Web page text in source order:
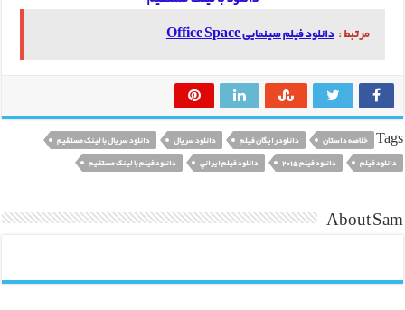
مرتبط : دانلود فیلم سینمایی Office Space
Tags خلاصه داستان دانلود رایگان فیلم دانلود سريال
دانلود سريال با لينک مستقيم
دانلود فيلم
دانلود فيلم 2015 دانلود فيلم ايراني دانلود فيلم با لينک مستقيم
About Sam